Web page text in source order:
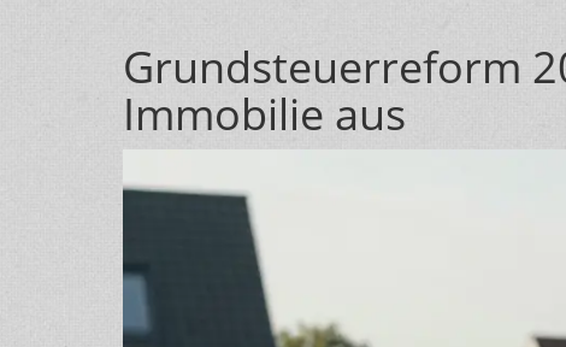
Grundsteuerreform
Immobilie aus